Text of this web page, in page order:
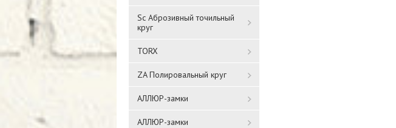
Sc Аброзивный точильный
круг
TORX
ZA Полировальный круг
АЛЛЮР-замки
АЛЛЮР-замки